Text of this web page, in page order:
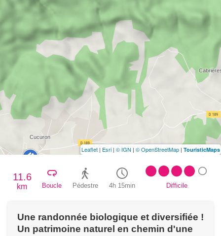
11.6
km Boucle Pédestre 4h 15min Difficile
Une randonnée biologique et diversifiée !
Un patrimoine naturel en chemin d'une
Leaflet | Esri | © IGN | © OpenStreetMap | TouristicMaps